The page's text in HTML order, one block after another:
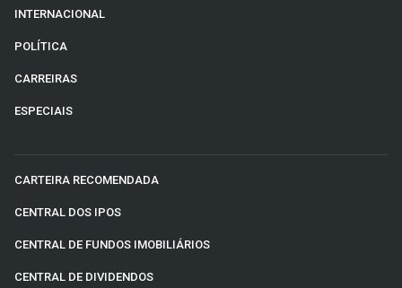
INTERNACIONAL
POLÍTICA
CARREIRAS
ESPECIAIS
CARTEIRA RECOMENDADA
CENTRAL DOS IPOS
CENTRAL DE FUNDOS IMOBILIÁRIOS
CENTRAL DE DIVIDENDOS